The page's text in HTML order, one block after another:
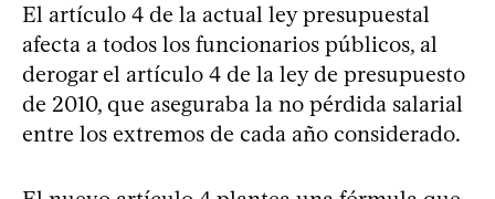
El artículo 4 de la actual ley presupuestal
afecta a todos los funcionarios públicos, al
derogar el artículo 4 de la ley de presupuesto
de 2010, que aseguraba la no pérdida salarial
entre los extremos de cada año considerado.